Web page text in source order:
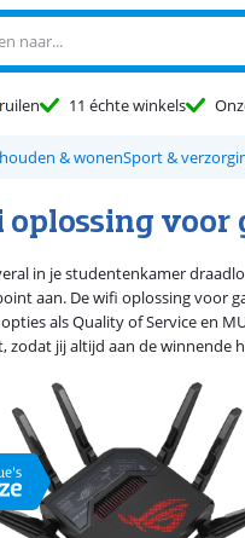
ruilen 11 échte winkels
& wonenSport &
oplossing voor
in je studentenkamer
aan. De wifi oplossing voor
als Quality of Service en
zodat jij altijd aan de winnende